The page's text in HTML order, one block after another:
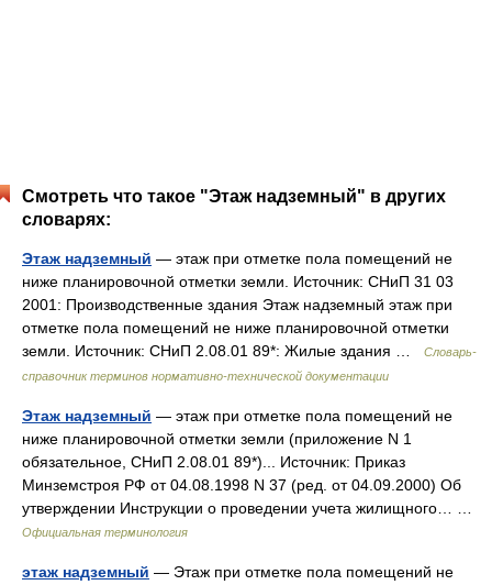
Смотреть что такое "Этаж надземный" в других
словарях:
Этаж надземный — этаж при отметке пола помещений не
ниже планировочной отметки земли. Источник: СНиП 31 03
2001: Производственные здания Этаж надземный этаж при
отметке пола помещений не ниже планировочной отметки
земли. Источник: СНиП 2.08.01 89*: Жилые здания …
Словарь-
справочник терминов нормативно-технической документации
Этаж надземный — этаж при отметке пола помещений не
ниже планировочной отметки земли (приложение N 1
обязательное, СНиП 2.08.01 89*)... Источник: Приказ
Минземстроя РФ от 04.08.1998 N 37 (ред. от 04.09.2000) Об
утверждении Инструкции о проведении учета жилищного… …
Официальная терминология
этаж надземный — Этаж при отметке пола помещений не